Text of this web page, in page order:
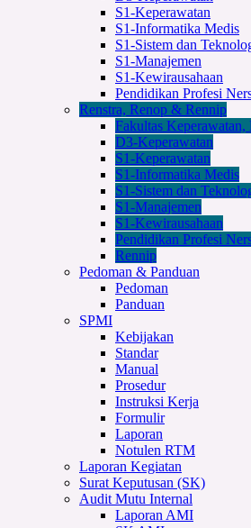
S1-Keperawatan
S1-Informatika Medis
S1-Sistem dan
S1-Manajemen
S1-Kewirausahaan
Pendidikan Profesi
Renstra, Renop & Rennip
Fakultas
D3-Keperawatan
S1-Keperawatan
S1-Informatika Medis
S1-Sistem dan
S1-Manajemen
S1-Kewirausahaan
Pendidikan Profesi
Rennip
Pedoman & Panduan
Pedoman
Panduan
SPMI
Kebijakan
Standar
Manual
Prosedur
Instruksi Kerja
Formulir
Laporan
Notulen RTM
Laporan Kegiatan
Surat Keputusan (SK)
Audit Mutu Internal
Laporan AMI